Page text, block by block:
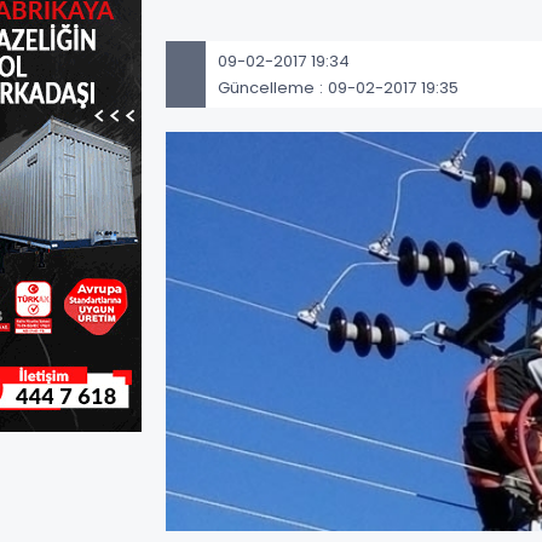
09-02-2017 19:34
Güncelleme : 09-02-2017 19:35